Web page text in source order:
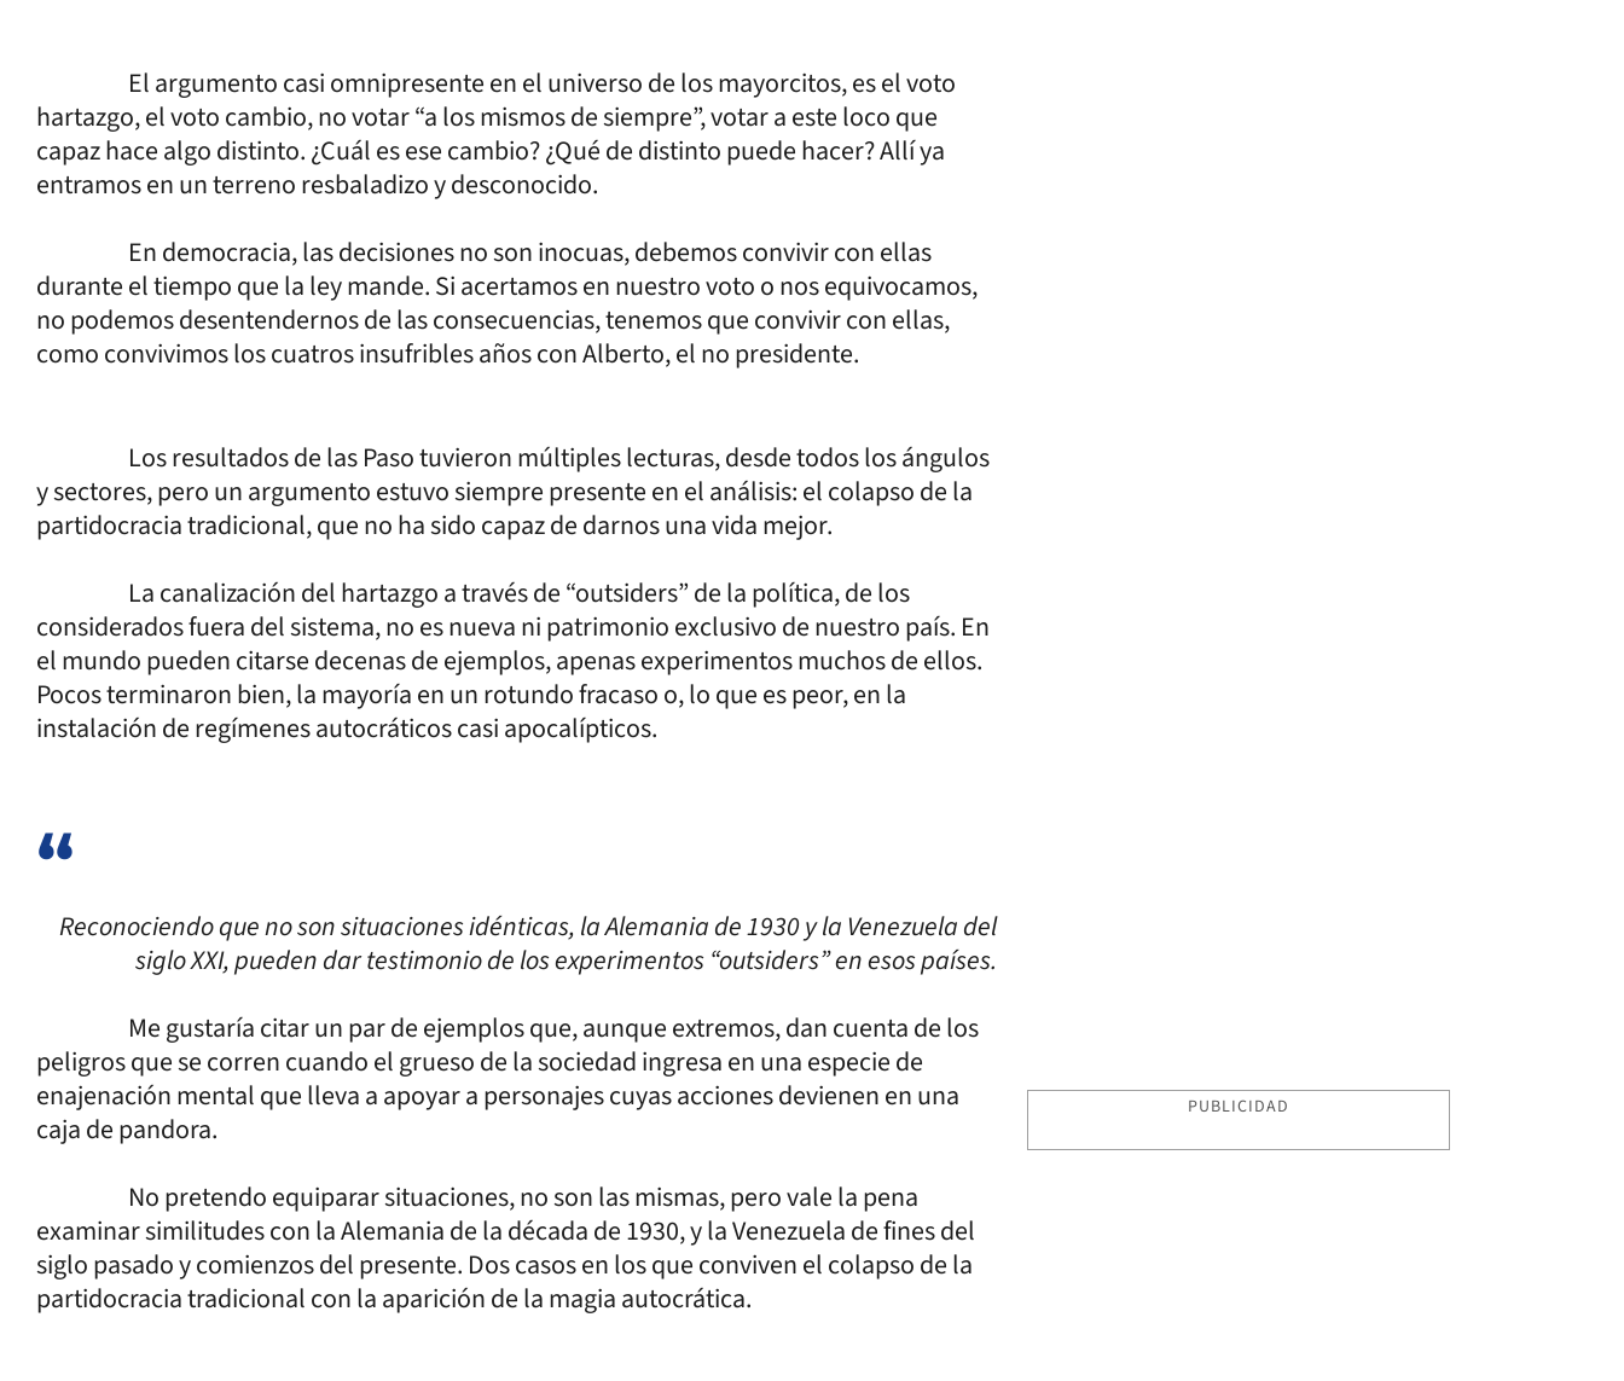
El argumento casi omnipresente en el universo de los mayorcitos, es el voto
hartazgo, el voto cambio, no votar “a los mismos de siempre”, votar a este loco que
capaz hace algo distinto. ¿Cuál es ese cambio? ¿Qué de distinto puede hacer? Allí ya
entramos en un terreno resbaladizo y desconocido.
En democracia, las decisiones no son inocuas, debemos convivir con ellas
durante el tiempo que la ley mande. Si acertamos en nuestro voto o nos equivocamos,
no podemos desentendernos de las consecuencias, tenemos que convivir con ellas,
como convivimos los cuatros insufribles años con Alberto, el no presidente.
Los resultados de las Paso tuvieron múltiples lecturas, desde todos los ángulos
y sectores, pero un argumento estuvo siempre presente en el análisis: el colapso de la
partidocracia tradicional, que no ha sido capaz de darnos una vida mejor.
La canalización del hartazgo a través de “outsiders” de la política, de los
considerados fuera del sistema, no es nueva ni patrimonio exclusivo de nuestro país. En
el mundo pueden citarse decenas de ejemplos, apenas experimentos muchos de ellos.
Pocos terminaron bien, la mayoría en un rotundo fracaso o, lo que es peor, en la
instalación de regímenes autocráticos casi apocalípticos.
Reconociendo que no son situaciones idénticas, la Alemania de 1930 y la Venezuela del
siglo XXI, pueden dar testimonio de los experimentos “outsiders” en esos países.
Me gustaría citar un par de ejemplos que, aunque extremos, dan cuenta de los
peligros que se corren cuando el grueso de la sociedad ingresa en una especie de
enajenación mental que lleva a apoyar a personajes cuyas acciones devienen en una
caja de pandora.
No pretendo equiparar situaciones, no son las mismas, pero vale la pena
examinar similitudes con la Alemania de la década de 1930, y la Venezuela de fines del
siglo pasado y comienzos del presente. Dos casos en los que conviven el colapso de la
partidocracia tradicional con la aparición de la magia autocrática.
PUBLICIDAD